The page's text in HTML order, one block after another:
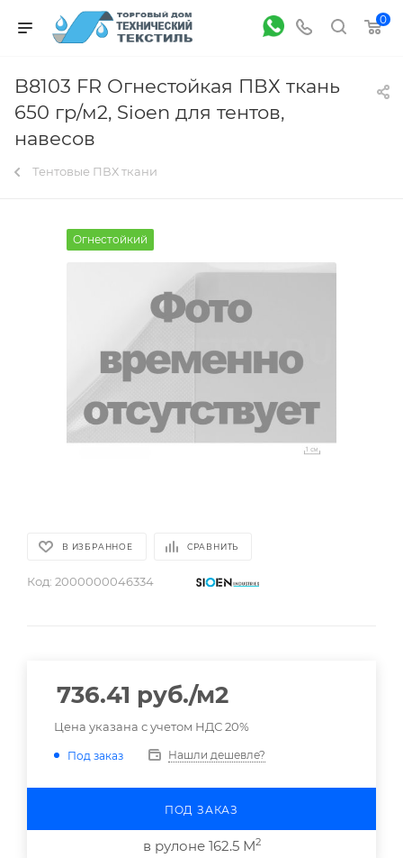
0
B8103 FR Огнестойкая ПВХ ткань
650 гр/м2, Sioen для тентов,
навесов
Тентовые ПВХ ткани
Огнестойкий
В ИЗБРАННОЕ СРАВНИТЬ
Код: 2000000046334
736.41 руб./м2
Цена указана с учетом НДС 20%
Под заказ Нашли дешевле?
ПОД ЗАКАЗ
в рулоне 162.5 М2